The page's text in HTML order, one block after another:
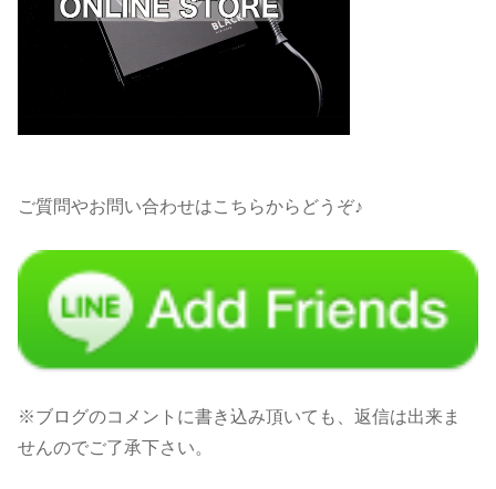
ご質問やお問い合わせはこちらからどうぞ♪
※ブログのコメントに書き込み頂いても、返信は出来ま
せんのでご了承下さい。